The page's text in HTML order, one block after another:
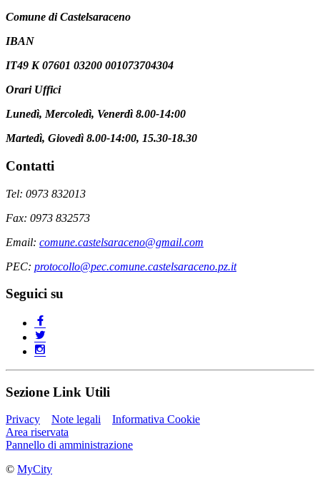
Comune di Castelsaraceno
IBAN
IT49 K 07601 03200 001073704304
Orari Uffici
Lunedì, Mercoledì, Venerdì 8.00-14:00
Martedì, Giovedì 8.00-14:00, 15.30-18.30
Contatti
Tel: 0973 832013
Fax: 0973 832573
Email: comune.castelsaraceno@gmail.com
PEC: protocollo@pec.comune.castelsaraceno.pz.it
Seguici su
Sezione Link Utili
Privacy Note legali
Informativa Cookie
Area riservata
Pannello di amministrazione
© MyCity